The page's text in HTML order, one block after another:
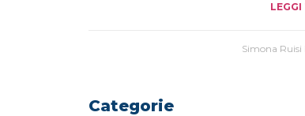
Simona Ruisi
Categorie